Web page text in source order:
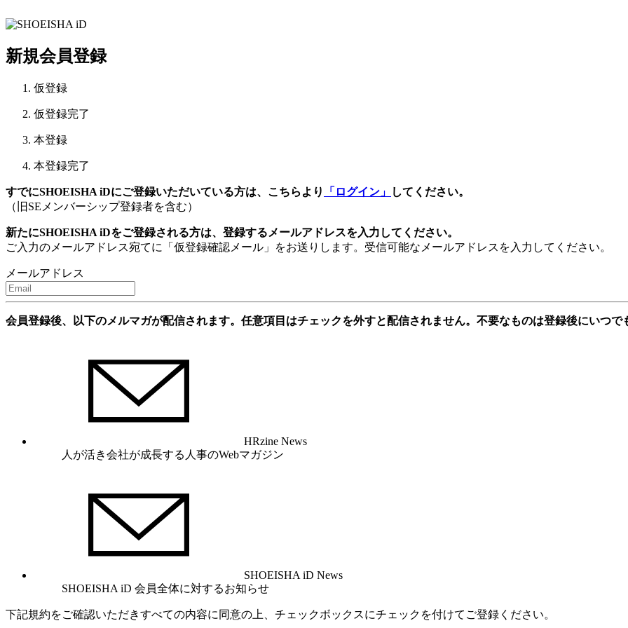
新規会員登録
仮登録
仮登録完了
本登録
本登録完了
すでにSHOEISHA iDにご登録いただいている方は、こちらより 「ログイン」
してください。
（旧SEメンバーシップ登録者を含む）
新たにSHOEISHA iDをご登録される方は、登録するメールアドレスを入力してください。
ご入力のメールアドレス宛てに「仮登録確認メール」をお送りします。受信可能なメールアドレスを入力してください。
メールアドレス
会員登録後、以下のメルマガが配信されます。任意項目はチェックを外すと配信されません。不要なものは登録後にいつで
HRzine News
人が活き会社が成長する人事のWebマガジン
SHOEISHA iD News
SHOEISHA iD 会員全体に対するお知らせ
下記規約をご確認いただきすべての内容に同意の上、チェックボックスにチェックを付けてご登録ください。